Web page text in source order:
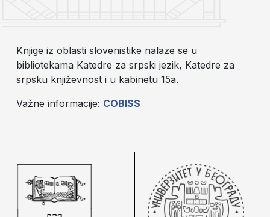
Knjige iz oblasti slovenistike nalaze se u
bibliotekama Katedre za srpski jezik, Katedre za
srpsku književnost i u kabinetu 15a.
Važne informacije: COBISS